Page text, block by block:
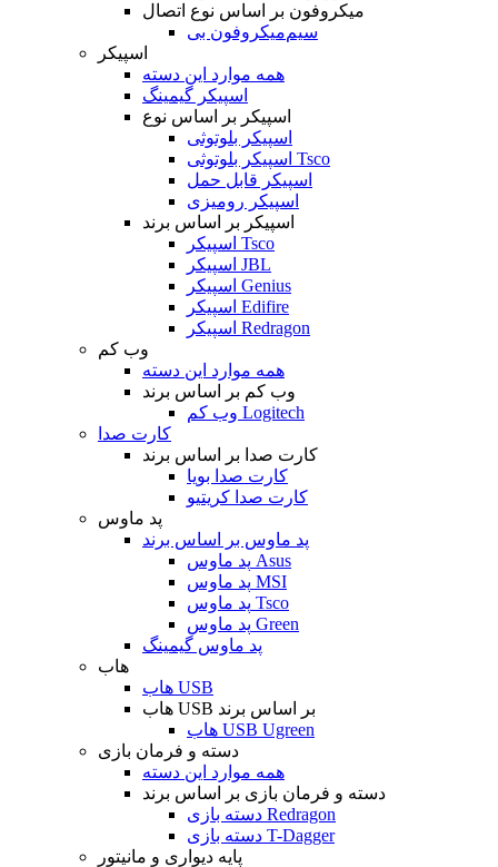
میکروفون بر اساس نوع اتصال
میکروفون بی‌‎سیم
اسپیکر
همه موارد این دسته
اسپیکر گیمینگ
اسپیکر بر اساس نوع
اسپیکر بلوتوثی
اسپیکر بلوتوثی Tsco
اسپیکر قابل حمل
اسپیکر رومیزی
اسپیکر بر اساس برند
اسپیکر Tsco
اسپیکر JBL
اسپیکر Genius
اسپیکر Edifire
اسپیکر Redragon
وب کم
همه موارد این دسته
وب کم بر اساس برند
وب کم Logitech
کارت صدا
کارت صدا بر اساس برند
کارت صدا بویا
کارت صدا کریتیو
پد ماوس
پد ماوس بر اساس برند
پد ماوس Asus
پد ماوس MSI
پد ماوس Tsco
پد ماوس Green
پد ماوس گیمینگ
هاب
هاب USB
هاب USB بر اساس برند
هاب USB Ugreen
دسته و فرمان بازی
همه موارد این دسته
دسته و فرمان بازی بر اساس برند
دسته بازی Redragon
دسته بازی T-Dagger
پایه دیواری و مانیتور